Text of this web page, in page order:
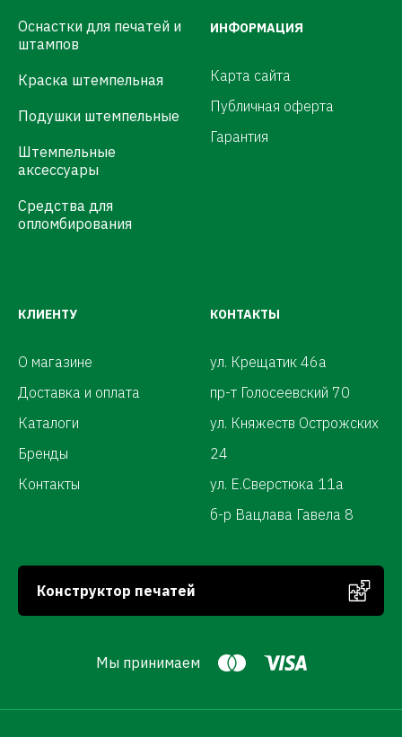
Оснастки для печатей и
штампов
Краска штемпельная
Подушки штемпельные
Штемпельные
аксессуары
Средства для
опломбирования
ИНФОРМАЦИЯ
Карта сайта
Публичная оферта
Гарантия
КЛИЕНТУ
О магазине
Доставка и оплата
Каталоги
Бренды
Контакты
КОНТАКТЫ
ул. Крещатик 46а
пр-т Голосеевский 70
ул. Княжеств Острожских
24
ул. Е.Сверстюка 11а
б-р Вацлава Гавела 8
Конструктор печатей
Мы принимаем